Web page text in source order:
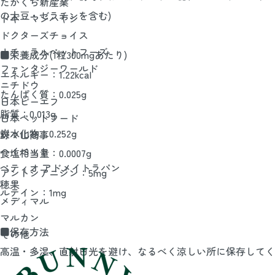
ドギーマンハヤシ
ドクターズチョイス
ナチュラルペットフーズ
ファンタジーワールド
ニチドウ
日本ビーエフ
日本ペットフード
野々山商事
ハイペット
ペティオ アドメイトラパン
穂果
メディマル
マルカン
その他
の大豆・ゼラチンを含む)
■栄養成分(1粒300mgあたり)
エネルギー：1.22kcal
たんぱく質：0.025g
脂質：0.013g
炭水化物：0.252g
食塩相当量：0.0007g
アントシアニジン：5mg
ルテイン：1mg
■保存方法
高温・多湿、直射日光を避け、なるべく涼しい所に保存して